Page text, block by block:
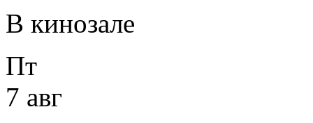
В кинозале
Пт
7 авг